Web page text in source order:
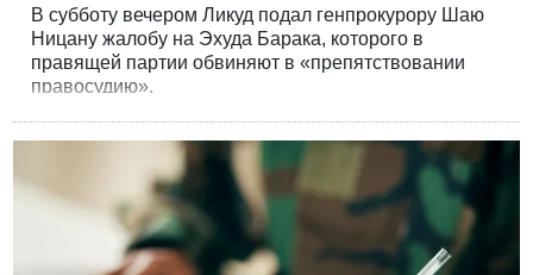
В субботу вечером Ликуд подал генпрокурору Шаю
Ницану жалобу на Эхуда Барака, которого в
правящей партии обвиняют в «препятствовании
правосудию».